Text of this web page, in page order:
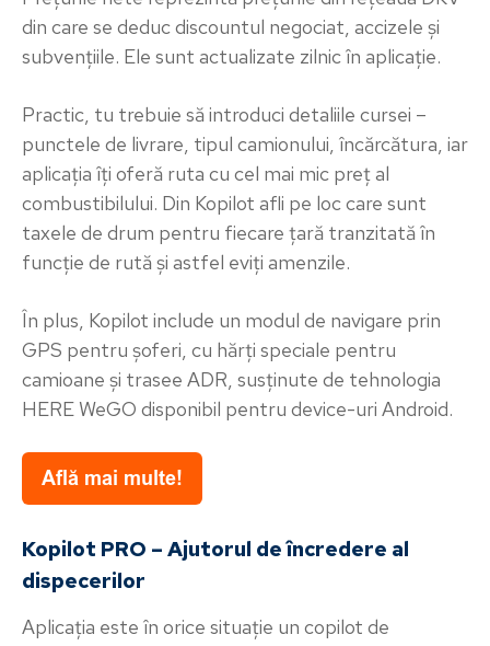
din care se deduc discountul negociat, accizele și
subvențiile. Ele sunt actualizate zilnic în aplicație.
Practic, tu trebuie să introduci detaliile cursei –
punctele de livrare, tipul camionului, încărcătura, iar
aplicația îți oferă ruta cu cel mai mic preț al
combustibilului. Din Kopilot afli pe loc care sunt
taxele de drum pentru fiecare ţară tranzitată în
funcţie de rută și astfel eviți amenzile.
În plus, Kopilot include un modul de navigare prin
GPS pentru șoferi, cu hărți speciale pentru
camioane și trasee ADR, susținute de tehnologia
HERE WeGO disponibil pentru device-uri Android.
Kopilot PRO – Ajutorul de încredere al
dispecerilor
Aplicația este în orice situație un copilot de